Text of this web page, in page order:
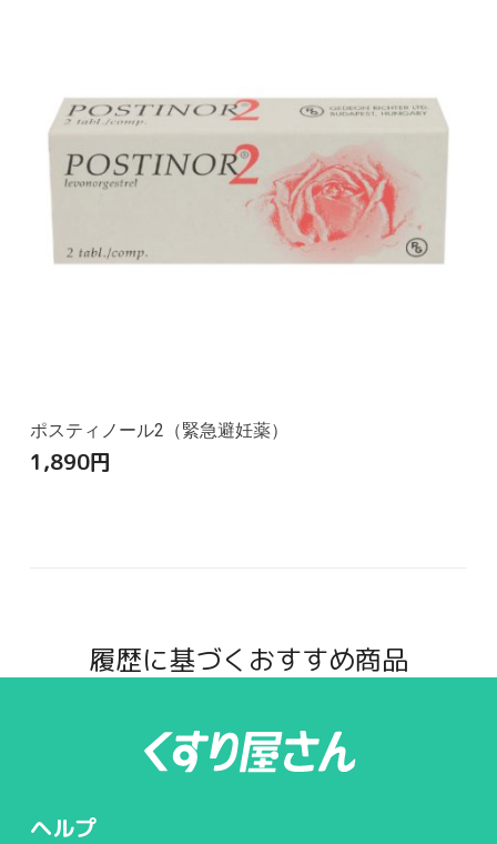
ポスティノール2（緊急避妊薬）
1,890円
履歴に基づくおすすめ商品
ヘルプ